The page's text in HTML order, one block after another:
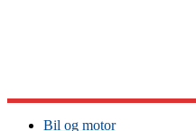
Bil og motor